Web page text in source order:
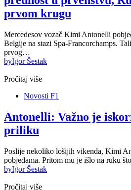
prvom krugu
Mercedesov vozač Kimi Antonelli
Belgije na stazi Spa-Francorchamps.
prvog…
byIgor Šestak
Pročitaj više
Novosti F1
Antonelli: Važno je
priliku
Poslije nekoliko lošijih vikenda, Kimi
pobjedama. Pritom mu je išlo na ruku
byIgor Šestak
Pročitaj više